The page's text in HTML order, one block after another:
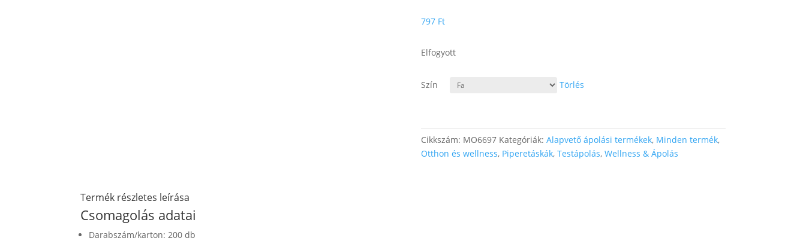
797 Ft
Elfogyott
Szín Törlés
Cikkszám: MO6697 Kategóriák: Alapvető ápolási termékek, Minden termék,
Otthon és wellness, Piperetáskák, Testápolás, Wellness & Ápolás
Termék részletes leírása
Csomagolás adatai
Darabszám/karton: 200 db